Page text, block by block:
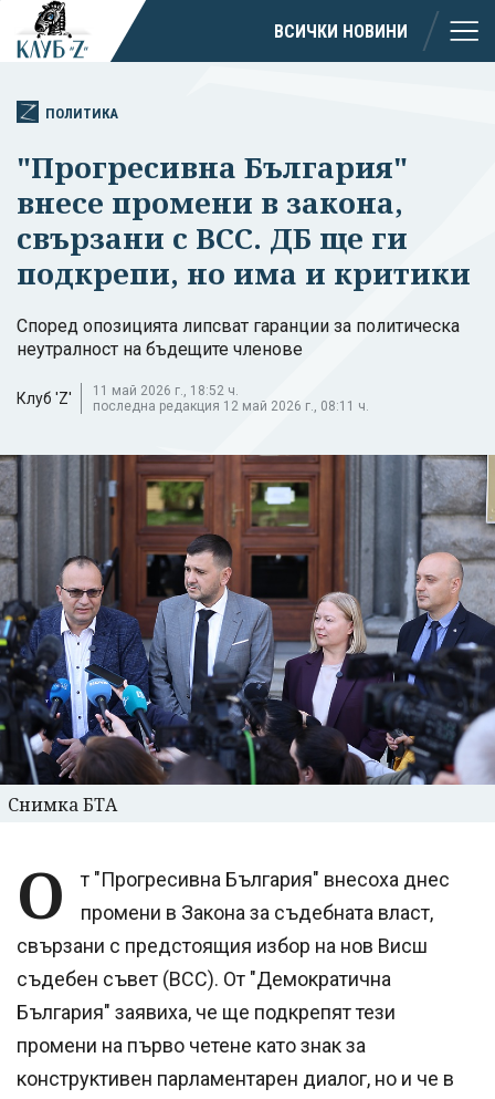
ВСИЧКИ НОВИНИ
ПОЛИТИКА
"Прогресивна България"
внесе промени в закона,
свързани с ВСС. ДБ ще ги
подкрепи, но има и критики
Според опозицията липсват гаранции за политическа
неутралност на бъдещите членове
Клуб 'Z'
11 май 2026 г., 18:52 ч.
последна редакция 12 май 2026 г., 08:11 ч.
Снимка БТА
О
т "Прогресивна България" внесоха днес
промени в Закона за съдебната власт,
свързани с предстоящия избор на нов Висш
съдебен съвет (ВСС). От "Демократична
България" заявиха, че ще подкрепят тези
промени на първо четене като знак за
конструктивен парламентарен диалог, но и че в